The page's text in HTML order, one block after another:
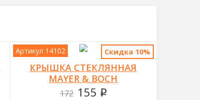
Артикул 14102 Скидка 10%
КРЫШКА СТЕКЛЯННАЯ
MAYER & BOCH
172 155 q